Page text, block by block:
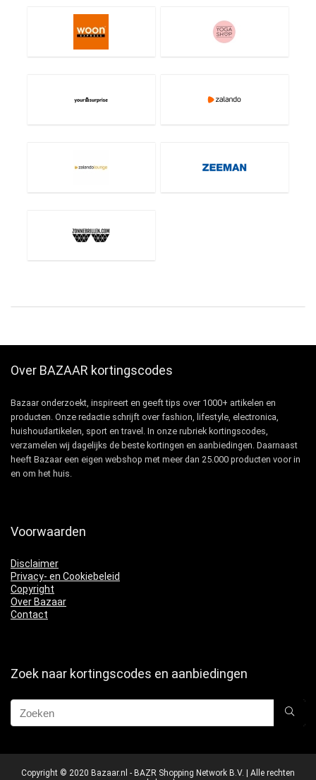
Over BAZAAR kortingscodes
Bazaar onderzoekt, inspireert en geeft tips over 1000+ artikelen en
producten. Onze redactie schrijft over fashion, lifestyle, electronica,
huishoudartikelen, sport en travel. In onze rubriek kortingscodes,
verzamelen wij dagelijks de beste kortingen en aanbiedingen. Daarnaast
heeft Bazaar een eigen webshop met meer dan 25.000 producten voor in
en om het huis.
Voorwaarden
Disclaimer
Privacy- en Cookiebeleid
Copyright
Over Bazaar
Contact
Zoek naar kortingscodes en aanbiedingen
Copyright © 2020 Bazaar.nl - BAZR Shopping Network B.V. | Alle rechten